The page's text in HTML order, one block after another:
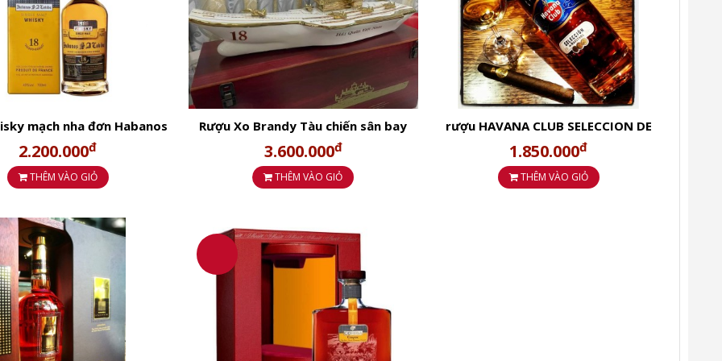
hiệu COHIBA đặc trưng, sang trọng.
– đối tác – sếp lớn – khách VIP.
Âu
mạch nha đơn Habanos
Cohiba 18 Single Malt
2.200.000đ
THÊM VÀO GIỎ
Rượu Xo Brandy Tàu chiến sân bay
Hải Quân Việt Nam
3.600.000đ
THÊM VÀO GIỎ
rượu HAVANA CLUB SELECCION DE
MAESTROS Rum
1.850.000đ
THÊM VÀO GIỎ